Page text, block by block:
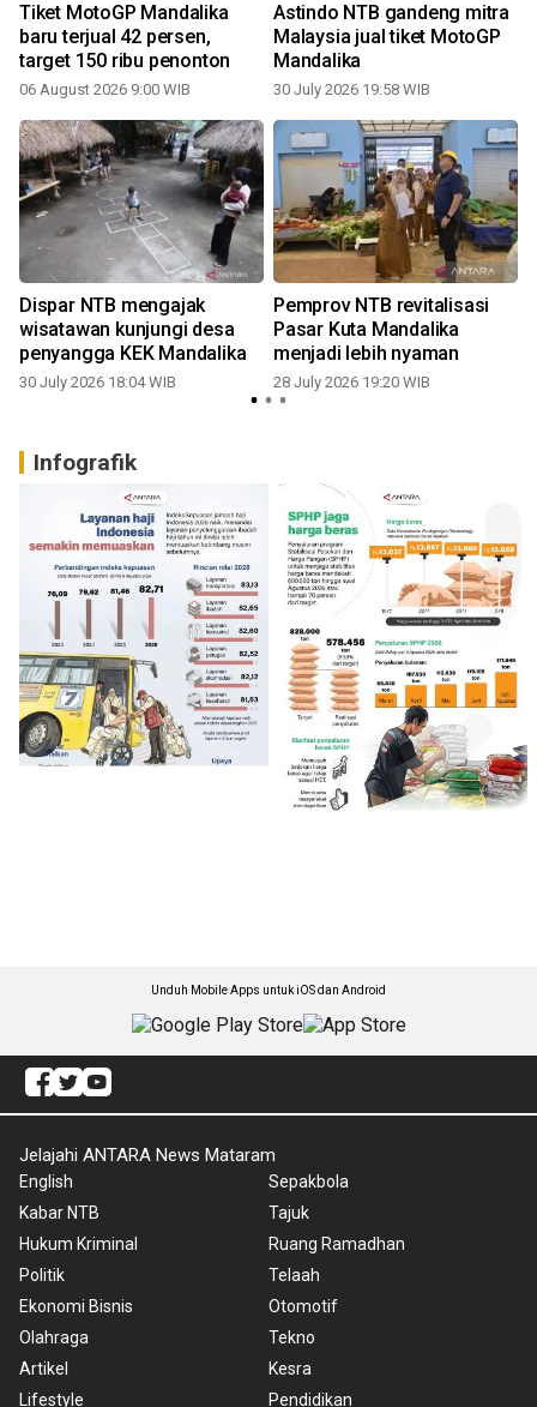
Tiket MotoGP Mandalika
baru terjual 42 persen,
target 150 ribu penonton
06 August 2026 9:00 WIB
Astindo NTB gandeng mitra
Malaysia jual tiket MotoGP
Mandalika
30 July 2026 19:58 WIB
Dispar NTB mengajak
wisatawan kunjungi desa
penyangga KEK Mandalika
30 July 2026 18:04 WIB
Pemprov NTB revitalisasi
Pasar Kuta Mandalika
menjadi lebih nyaman
28 July 2026 19:20 WIB
Infografik
Unduh Mobile Apps untuk iOS dan Android
Jelajahi ANTARA News Mataram
English
Kabar NTB
Hukum Kriminal
Politik
Ekonomi Bisnis
Olahraga
Artikel
Lifestyle
Sepakbola
Tajuk
Ruang Ramadhan
Telaah
Otomotif
Tekno
Kesra
Pendidikan